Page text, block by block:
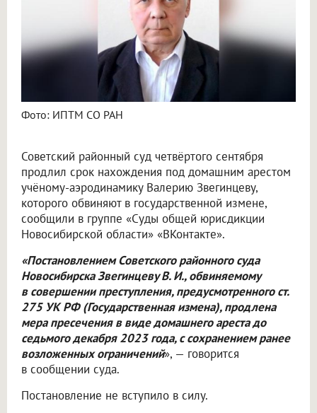
Фото: ИПТМ СО РАН
Советский районный суд четвёртого сентября
продлил срок нахождения под домашним арестом
учёному-аэродинамику Валерию Звегинцеву,
которого обвиняют в государственной измене,
сообщили в группе «Суды общей юрисдикции
Новосибирской области» «ВКонтакте».
«Постановлением Советского районного суда
Новосибирска Звегинцеву В. И., обвиняемому
в совершении преступления, предусмотренного ст.
275 УК РФ (Государственная измена), продлена
мера пресечения в виде домашнего ареста до
седьмого декабря 2023 года, с сохранением ранее
возложенных ограничений», — говорится
в сообщении суда.
Постановление не вступило в силу.